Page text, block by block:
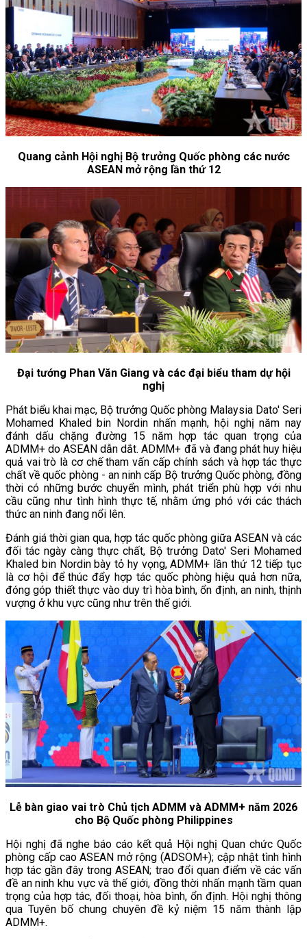
Quang cảnh Hội nghị Bộ trưởng Quốc phòng các nước
ASEAN mở rộng lần thứ 12
Đại tướng Phan Văn Giang và các đại biểu tham dự hội
nghị
Phát biểu khai mạc, Bộ trưởng Quốc phòng Malaysia Dato' Seri
Mohamed Khaled bin Nordin nhấn mạnh, hội nghị năm nay
đánh dấu chặng đường 15 năm hợp tác quan trọng của
ADMM+ do ASEAN dẫn dắt. ADMM+ đã và đang phát huy hiệu
quả vai trò là cơ chế tham vấn cấp chính sách và hợp tác thực
chất về quốc phòng - an ninh cấp Bộ trưởng Quốc phòng, đồng
thời có những bước chuyển mình, phát triển phù hợp với nhu
cầu cũng như tình hình thực tế, nhằm ứng phó với các thách
thức an ninh đang nổi lên.
Đánh giá thời gian qua, hợp tác quốc phòng giữa ASEAN và các
đối tác ngày càng thực chất, Bộ trưởng Dato' Seri Mohamed
Khaled bin Nordin bày tỏ hy vọng, ADMM+ lần thứ 12 tiếp tục
là cơ hội để thúc đẩy hợp tác quốc phòng hiệu quả hơn nữa,
đóng góp thiết thực vào duy trì hòa bình, ổn định, an ninh, thịnh
vượng ở khu vực cũng như trên thế giới.
Lễ bàn giao vai trò Chủ tịch ADMM và ADMM+ năm 2026
cho Bộ Quốc phòng Philippines
Hội nghị đã nghe báo cáo kết quả Hội nghị Quan chức Quốc
phòng cấp cao ASEAN mở rộng (ADSOM+); cập nhật tình hình
hợp tác gần đây trong ASEAN; trao đổi quan điểm về các vấn
đề an ninh khu vực và thế giới, đồng thời nhấn mạnh tầm quan
trọng của hợp tác, đối thoại, hòa bình, ổn định. Hội nghị thông
qua Tuyên bố chung chuyên đề kỷ niệm 15 năm thành lập
ADMM+.